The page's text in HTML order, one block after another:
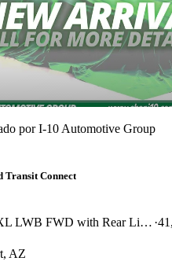
porI-10 Automotive Group
Transit Connect
Wagon XL LWB FWD with Rear Liftgate
AZ